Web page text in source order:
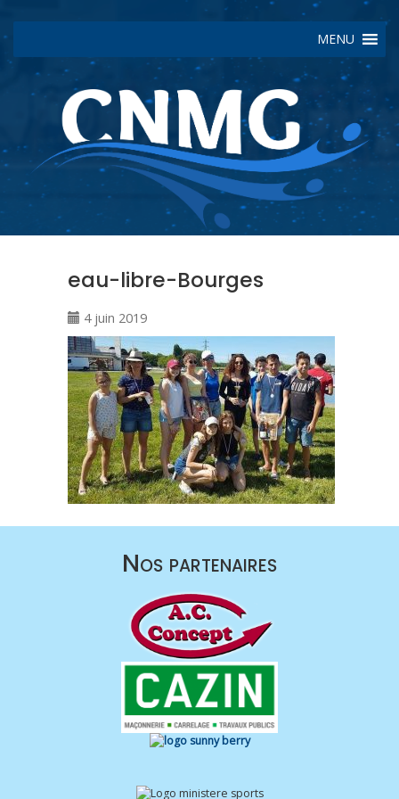
MENU
eau-libre-Bourges
4 juin 2019
Nos partenaires